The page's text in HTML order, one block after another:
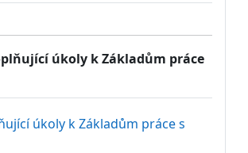
úkoly k Základům práce
úkoly k Základům práce s